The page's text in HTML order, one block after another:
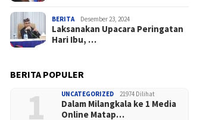
BERITA Desember 23, 2024
Laksanakan Upacara Peringatan
Hari Ibu, …
BERITA POPULER
1 UNCATEGORIZED 21974 Dilihat
Dalam Milangkala ke 1 Media
Online Matap…